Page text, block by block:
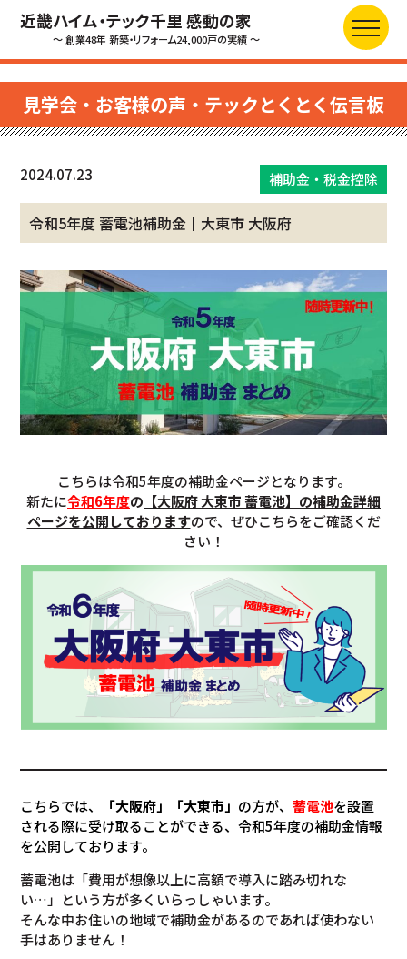
近畿ハイム・テック千里 感動の家
～ 創業48年 新築・リフォーム24,000戸の実績 ～
見学会・お客様の声・テックとくとく伝言板
2024.07.23 補助金・税金控除
令和5年度 蓄電池補助金┃大東市 大阪府
こちらは令和5年度の補助金ページとなります。
新たに令和6年度の 【大阪府 大東市 蓄電池】の補助金詳細
ページを公開しておりますので、ぜひこちらをご確認くだ
さい！
こちらでは、 「大阪府」「大東市」 の方が、蓄電池を設置
される際に受け取ることができる、令和5年度の補助金情報
を公開しております。
蓄電池は「費用が想像以上に高額で導入に踏み切れな
い…」という方が多くいらっしゃいます。
そんな中お住いの地域で補助金があるのであれば使わない
手はありません！